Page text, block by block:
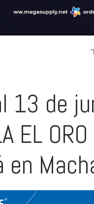
13 de
EL
en